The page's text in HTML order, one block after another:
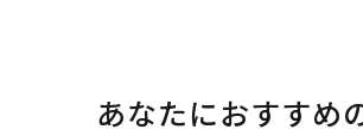
あなたにおすすめ